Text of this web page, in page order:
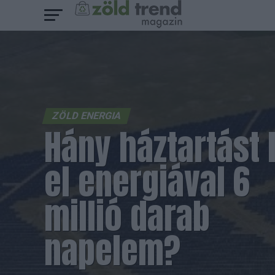
ZÖLD ENERGIA
Hány háztartást
el energiával 6
millió darab
napelem?